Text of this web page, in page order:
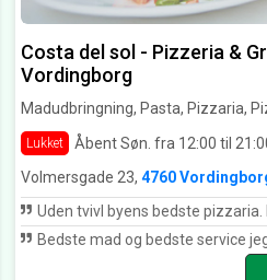
Costa del sol - Pizzeria &
Vordingborg
Madudbringning, Pasta, Pizzaria,
Lukket Åbent Søn. fra 12:00 til
Volmersgade 23, 4760
Uden tvivl byens bedste pizzaria. Deres service er fremragende,
Bedste mad og bedste service jeg længe har set. Har været forbi mange forskellige pizzaria i Vordingborg Pappas, gyldne hjørne og hvad ved jeg. Troede altid jeg havde smagt på en god